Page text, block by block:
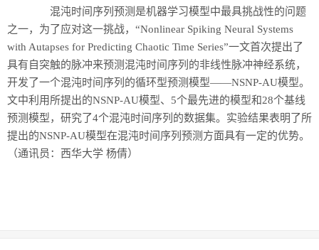
故事 美文
混沌时间序列预测是机器学习模型中最具挑战性的问题
之一，为了应对这一挑战，“Nonlinear Spiking Neural Systems
with Autapses for Predicting Chaotic Time Series”一文首次提出了
具有自突触的脉冲来预测混沌时间序列的非线性脉冲神经系统，
开发了一个混沌时间序列的循环型预测模型——NSNP-AU模型。
文中利用所提出的NSNP-AU模型、5个最先进的模型和28个基线
预测模型，研究了4个混沌时间序列的数据集。实验结果表明了所
提出的NSNP-AU模型在混沌时间序列预测方面具有一定的优势。
（通讯员：西华大学 杨倩）